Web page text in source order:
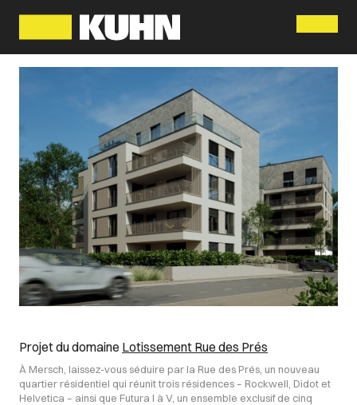
Projet du domaine Lotissement Rue des Prés
À Mersch, laissez-vous séduire par la Rue des Prés, un nouveau
quartier résidentiel qui réunit trois résidences – Rockwell, Didot et
Helvetica – ainsi que Futura I à V, un ensemble exclusif de cinq
Menu